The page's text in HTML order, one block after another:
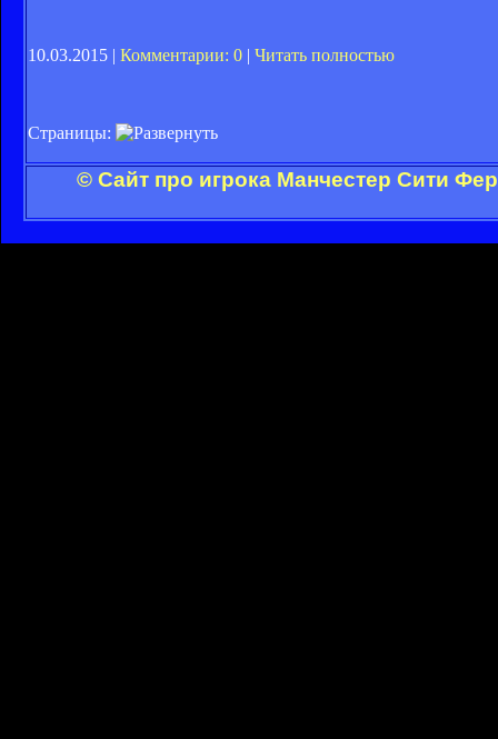
10.03.2015 | Комментарии: 0 | Читать полностью
Страницы:
© Сайт про игрока Манчестер Сити